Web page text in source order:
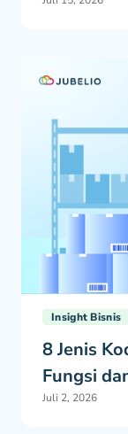
Insight Bisnis
8 Jenis
Fungsi
Juli 2, 2026